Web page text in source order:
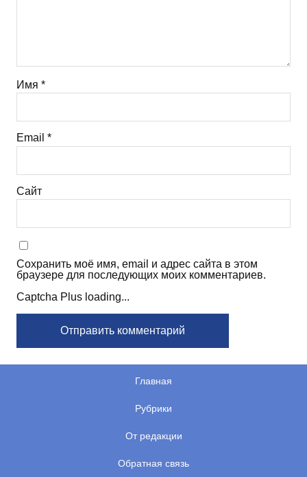
Имя *
Email *
Сайт
Сохранить моё имя, email и адрес сайта в этом
браузере для последующих моих комментариев.
Captcha Plus loading...
Главная
Рубрики
От редакции
Обратная связь